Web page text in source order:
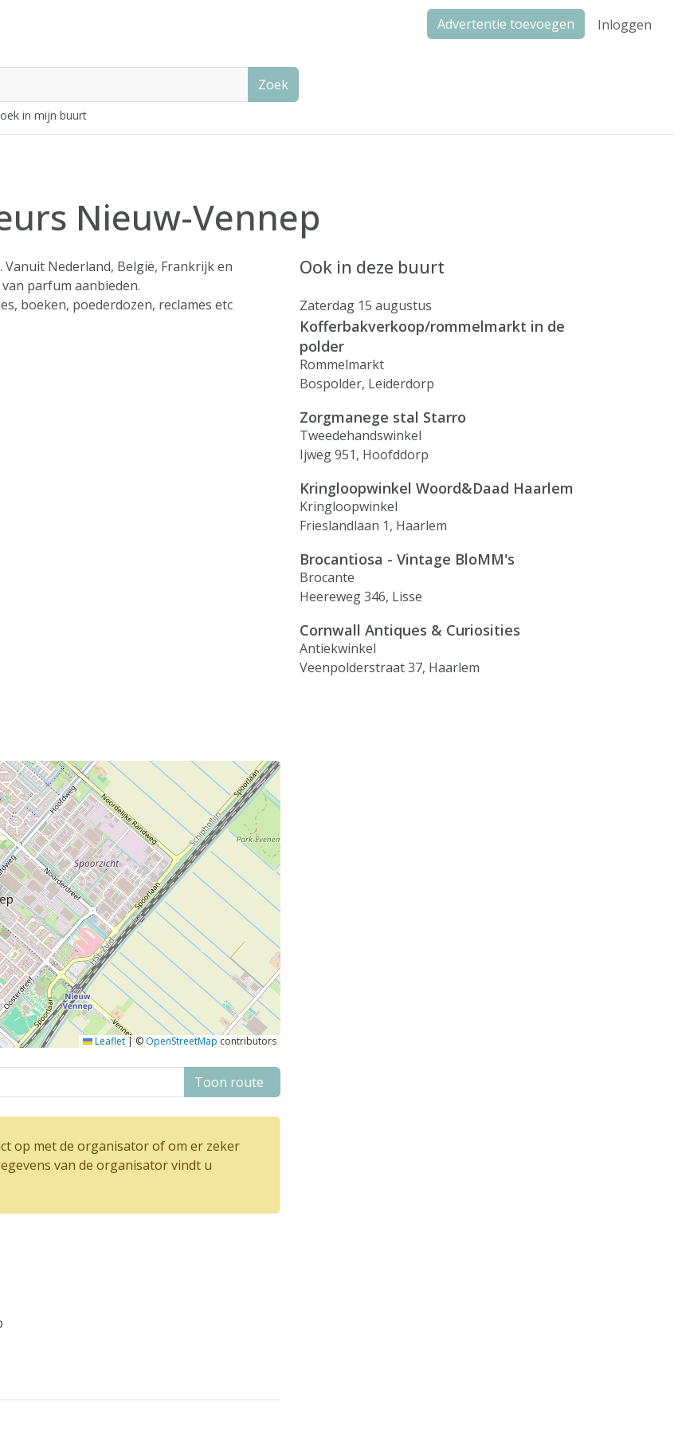
Advertentie toevoegen Inloggen
Zoek
in mijn buurt
Nieuw-Vennep
Nederland, België, Frankrijk en
parfum aanbieden.
boeken, poederdozen, reclames etc
Leaflet|© OpenStreetMap contributors
Toon route
op met de organisator of om er zeker
van de organisator vindt u
Ook in deze buurt
Zaterdag 15 augustus
Kofferbakverkoop/rommelmarkt in de
polder
Rommelmarkt
Bospolder, Leiderdorp
Zorgmanege stal Starro
Tweedehandswinkel
Ijweg 951, Hoofddorp
Kringloopwinkel Woord&Daad Haarlem
Kringloopwinkel
Frieslandlaan 1, Haarlem
Brocantiosa - Vintage BloMM's
Brocante
Heereweg 346, Lisse
Cornwall Antiques & Curiosities
Antiekwinkel
Veenpolderstraat 37, Haarlem